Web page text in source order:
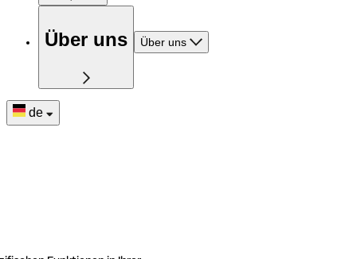
Über uns Über uns
de